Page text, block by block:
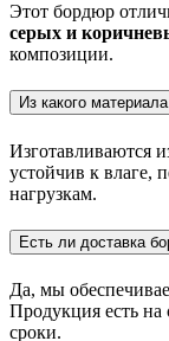
Этот бордюр
серых и
композиции.
Из какого
Изготавливаются
устойчив к влаге,
нагрузкам.
Есть ли доставка
Да, мы
Продукция есть на
сроки.